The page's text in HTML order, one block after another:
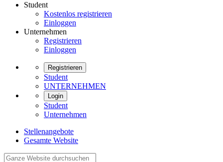
Student
Kostenlos registrieren
Einloggen
Unternehmen
Registrieren
Einloggen
Registrieren
Student
UNTERNEHMEN
Login
Student
Unternehmen
Stellenangebote
Gesamte Website